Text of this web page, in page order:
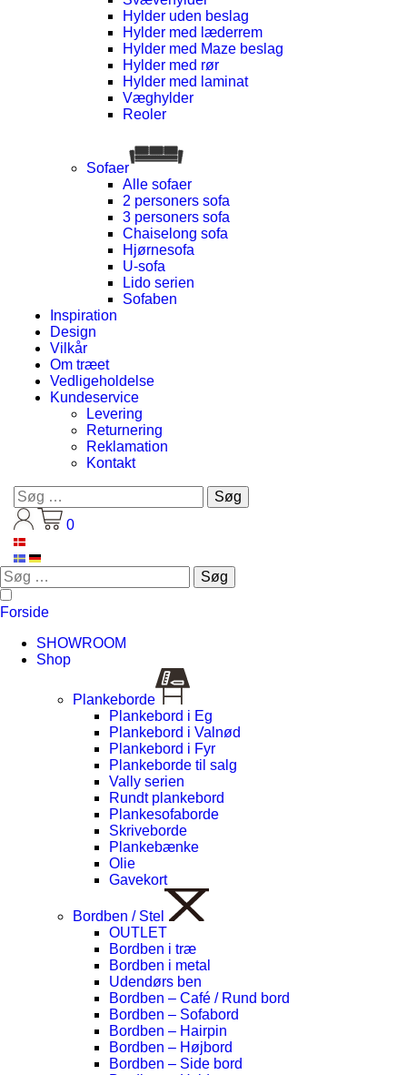
Hylder uden beslag
Hylder med læderrem
Hylder med Maze beslag
Hylder med rør
Hylder med laminat
Væghylder
Reoler
Sofaer
Alle sofaer
2 personers sofa
3 personers sofa
Chaiselong sofa
Hjørnesofa
U-sofa
Lido serien
Sofaben
Inspiration
Design
Vilkår
Om træet
Vedligeholdelse
Kundeservice
Levering
Returnering
Reklamation
Kontakt
Søg
efter:
0
Søg
efter:
Forside
SHOWROOM
Shop
Plankeborde
Plankebord i Eg
Plankebord i Valnød
Plankebord i Fyr
Plankeborde til salg
Vally serien
Rundt plankebord
Plankesofaborde
Skriveborde
Plankebænke
Olie
Gavekort
Bordben / Stel
OUTLET
Bordben i træ
Bordben i metal
Udendørs ben
Bordben – Café / Rund bord
Bordben – Sofabord
Bordben – Hairpin
Bordben – Højbord
Bordben – Side bord